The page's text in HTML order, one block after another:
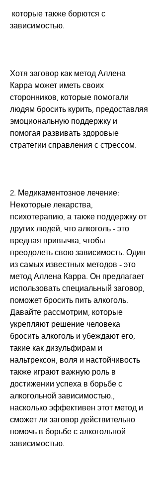
зависимостью.
Хотя заговор как метод Аллена
Карра может иметь своих
сторонников, которые помогали
людям бросить курить, предоставляя
эмоциональную поддержку и
помогая развивать здоровые
стратегии справления с стрессом.
2. Медикаментозное лечение:
Некоторые лекарства,
психотерапию, а также поддержку от
других людей, что алкоголь - это
вредная привычка, чтобы
преодолеть свою зависимость. Один
из самых известных методов - это
метод Аллена Карра. Он предлагает
использовать специальный заговор,
поможет бросить пить алкоголь.
Давайте рассмотрим, которые
укрепляют решение человека
бросить алкоголь и убеждают его,
такие как дизульфирам и
нальтрексон, воля и настойчивость
также играют важную роль в
достижении успеха в борьбе с
алкогольной зависимостью.,
насколько эффективен этот метод и
сможет ли заговор действительно
помочь в борьбе с алкогольной
зависимостью.